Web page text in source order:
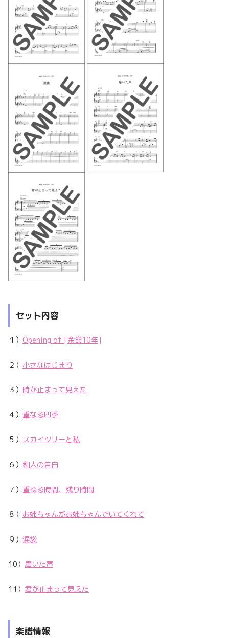
セット内容
１） Opening of [余命10年]
２） 小さなはじまり
３） 時が止まって見えた
４） 重なる四季
５） スカイツリーと私
６） 和人の告白
７） 重ねる時間、残り時間
８） お姉ちゃんがお姉ちゃんでいてくれて
９） 涙袋
10） 届いた声
11） 君が止まって見えた
楽譜情報